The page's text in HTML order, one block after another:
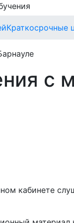
Краткосрочные
с
кабинете